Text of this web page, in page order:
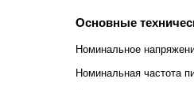
Основные
Номинальное
Номинальная частота